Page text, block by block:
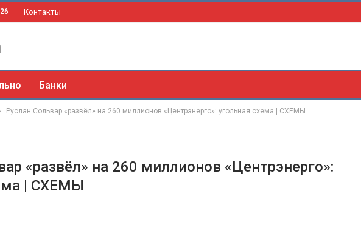
Контакты
Банки
Руслан Сольвар «развёл» на 260 миллионов «Центрэнерго»: угольная схема | СХЕМЫ
«развёл» на 260 миллионов «Центрэнерго»:
| СХЕМЫ